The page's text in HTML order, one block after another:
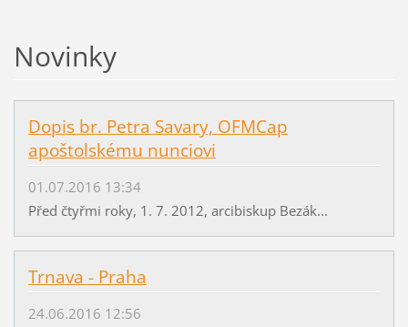
Novinky
Dopis br. Petra Savary, OFMCap
apoštolskému nunciovi
01.07.2016 13:34
Před čtyřmi roky, 1. 7. 2012, arcibiskup Bezák...
Trnava - Praha
24.06.2016 12:56